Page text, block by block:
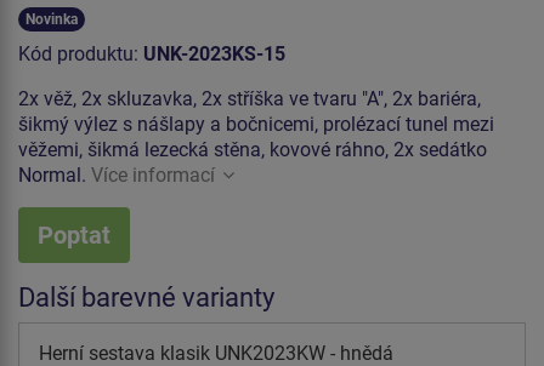
Novinka
Kód produktu: UNK-2023KS-15
2x věž, 2x skluzavka, 2x stříška ve tvaru "A", 2x bariéra,
šikmý výlez s nášlapy a bočnicemi, prolézací tunel mezi
věžemi, šikmá lezecká stěna, kovové ráhno, 2x sedátko
Normal. Více informací
Poptat
Další barevné varianty
Herní sestava klasik UNK2023KW - hnědá